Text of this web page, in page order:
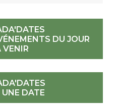
DU JOUR
VENIR
DATE